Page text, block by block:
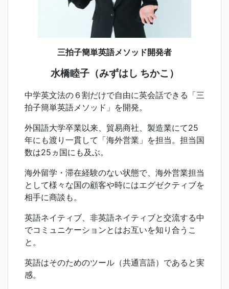
三拍子簡単英語メソッド開発者
水橋睦子（みずはし ちかこ）
中学英文法の６割だけで自由に英会話できる「三
拍子簡単英語メソッド」を開発。
外国語大学卒業以来、貿易商社、製造業にて25
年にも渡り一貫して「海外営業」を担当。担当国
数は25ヵ国にも及ぶ。
海外留学・滞在経験のない状態で、海外営業担当
として様々な国の顧客や時にはエグゼクティブを
相手に商談も。
英語ネイティブ、非英語ネイティブと交流する中
でコミュニケーションとはお互いを知り合うこ
と。
英語はそのためのツール（共通言語）であると実
感。